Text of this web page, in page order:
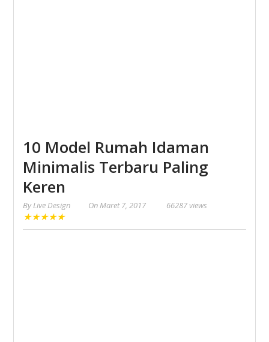
10 Model Rumah Idaman
Minimalis Terbaru Paling
Keren
ByLive Design OnMaret 7, 2017 66287 views
★★★★★